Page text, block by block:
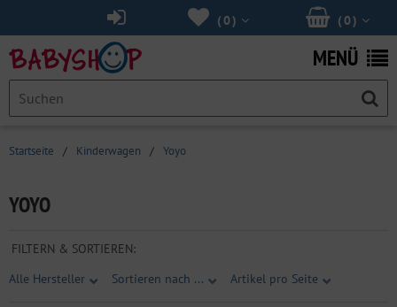
(0 )
(0 )
MENÜ
Startseite / Kinderwagen / Yoyo
YOYO
FILTERN & SORTIEREN:
Alle Hersteller
Sortieren nach ... Artikel pro Seite